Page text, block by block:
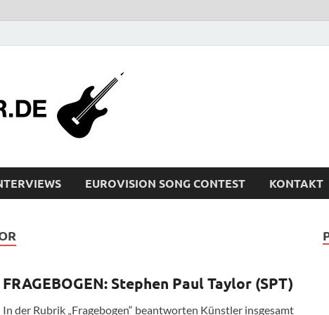
EUROVISION SONG CONTEST KONTAKT
FRAGEBOGEN: Stephen Paul Taylor (SPT)
In der Rubrik „Fragebogen“ beantworten Künstler insgesamt